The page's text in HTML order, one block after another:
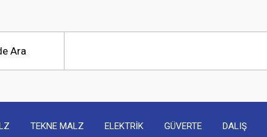
TEKNE MALZ ELEKTRİK GÜVERTE DALIŞ